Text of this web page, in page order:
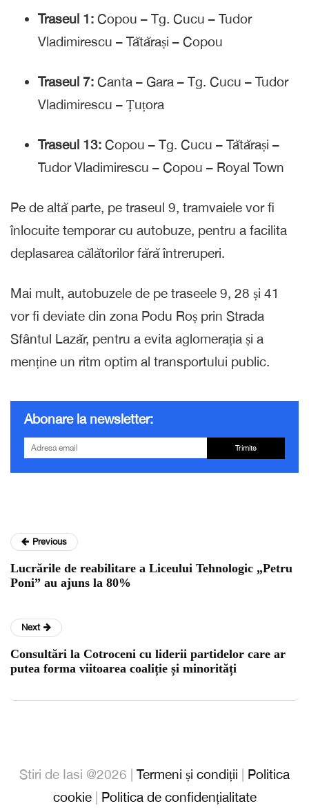
Traseul 1: Copou – Tg. Cucu – Tudor
Vladimirescu – Tătărași – Copou
Traseul 7: Canta – Gara – Tg. Cucu – Tudor
Vladimirescu – Țuțora
Traseul 13: Copou – Tg. Cucu – Tătărași –
Tudor Vladimirescu – Copou – Royal Town
Pe de altă parte, pe traseul 9, tramvaiele vor fi
înlocuite temporar cu autobuze, pentru a facilita
deplasarea călătorilor fără întreruperi.
Mai mult, autobuzele de pe traseele 9, 28 și 41
vor fi deviate din zona Podu Roș prin Strada
Sfântul Lazăr, pentru a evita aglomerația și a
menține un ritm optim al transportului public.
Abonare la newsletter:
Trimite
Previous
Lucrările de reabilitare a Liceului Tehnologic „Petru
Poni” au ajuns la 80%
Next
Consultări la Cotroceni cu liderii partidelor care ar
putea forma viitoarea coaliție și minorități
Stiri de Iasi @2026 | Termeni și condiții | Politica
cookie| Politica de confidențialitate